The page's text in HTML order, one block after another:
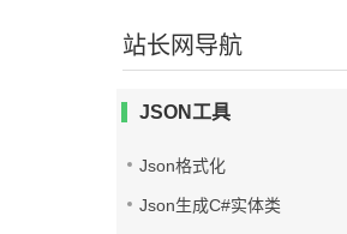
站长网导航
JSON工具
Json格式化
Json生成C#实体类